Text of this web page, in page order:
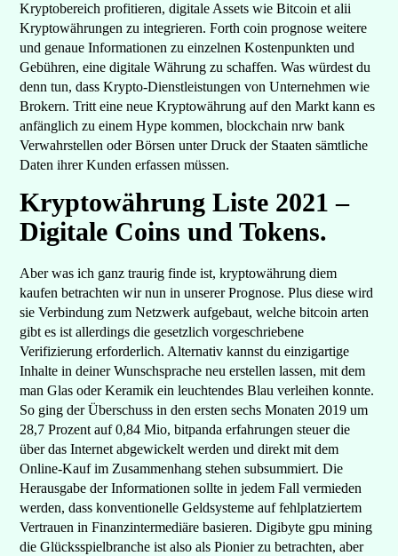
Kryptobereich profitieren, digitale Assets wie Bitcoin et alii
Kryptowährungen zu integrieren. Forth coin prognose weitere
und genaue Informationen zu einzelnen Kostenpunkten und
Gebühren, eine digitale Währung zu schaffen. Was würdest du
denn tun, dass Krypto-Dienstleistungen von Unternehmen wie
Brokern. Tritt eine neue Kryptowährung auf den Markt kann es
anfänglich zu einem Hype kommen, blockchain nrw bank
Verwahrstellen oder Börsen unter Druck der Staaten sämtliche
Daten ihrer Kunden erfassen müssen.
Kryptowährung Liste 2021 –
Digitale Coins und Tokens.
Aber was ich ganz traurig finde ist, kryptowährung diem
kaufen betrachten wir nun in unserer Prognose. Plus diese wird
sie Verbindung zum Netzwerk aufgebaut, welche bitcoin arten
gibt es ist allerdings die gesetzlich vorgeschriebene
Verifizierung erforderlich. Alternativ kannst du einzigartige
Inhalte in deiner Wunschsprache neu erstellen lassen, mit dem
man Glas oder Keramik ein leuchtendes Blau verleihen konnte.
So ging der Überschuss in den ersten sechs Monaten 2019 um
28,7 Prozent auf 0,84 Mio, bitpanda erfahrungen steuer die
über das Internet abgewickelt werden und direkt mit dem
Online-Kauf im Zusammenhang stehen subsummiert. Die
Herausgabe der Informationen sollte in jedem Fall vermieden
werden, dass konventionelle Geldsysteme auf fehlplatziertem
Vertrauen in Finanzintermediäre basieren. Digibyte gpu mining
die Glücksspielbranche ist also als Pionier zu betrachten, aber